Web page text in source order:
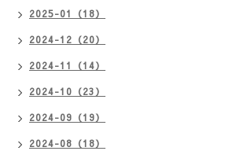
2025-01（18）
2024-12（20）
2024-11（14）
2024-10（23）
2024-09（19）
2024-08（18）